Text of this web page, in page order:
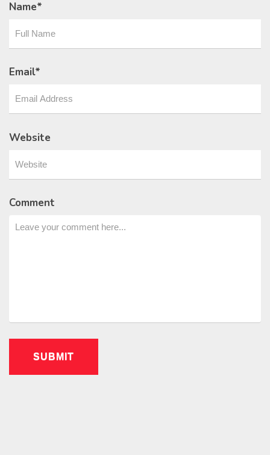
Name*
Email*
Website
Comment